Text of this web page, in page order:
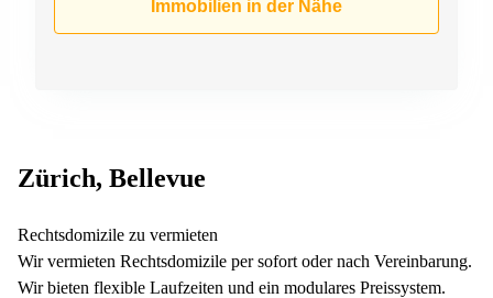
Immobilien in der Nähe
Zürich, Bellevue
Rechtsdomizile zu vermieten
Wir vermieten Rechtsdomizile per sofort oder nach Vereinbarung.
Wir bieten flexible Laufzeiten und ein modulares Preissystem.